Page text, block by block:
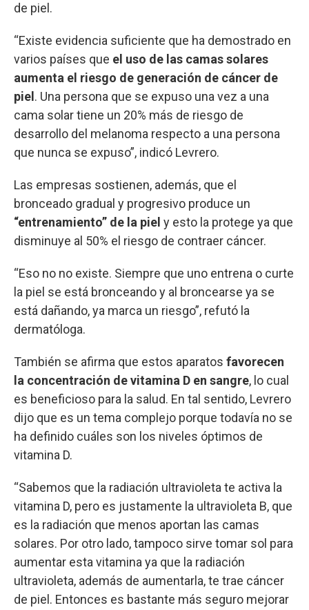
de piel.
“Existe evidencia suficiente que ha demostrado en
varios países que el uso de las camas solares
aumenta el riesgo de generación de cáncer de
piel . Una persona que se expuso una vez a una
cama solar tiene un 20% más de riesgo de
desarrollo del melanoma respecto a una persona
que nunca se expuso”, indicó Levrero.
Las empresas sostienen, además, que el
bronceado gradual y progresivo produce un
“entrenamiento” de la piel y esto la protege ya que
disminuye al 50% el riesgo de contraer cáncer.
“Eso no no existe. Siempre que uno entrena o curte
la piel se está bronceando y al broncearse ya se
está dañando, ya marca un riesgo”, refutó la
dermatóloga.
También se afirma que estos aparatos favorecen
la concentración de vitamina D en sangre, lo cual
es beneficioso para la salud. En tal sentido, Levrero
dijo que es un tema complejo porque todavía no se
ha definido cuáles son los niveles óptimos de
vitamina D.
“Sabemos que la radiación ultravioleta te activa la
vitamina D, pero es justamente la ultravioleta B, que
es la radiación que menos aportan las camas
solares. Por otro lado, tampoco sirve tomar sol para
aumentar esta vitamina ya que la radiación
ultravioleta, además de aumentarla, te trae cáncer
de piel. Entonces es bastante más seguro mejorar